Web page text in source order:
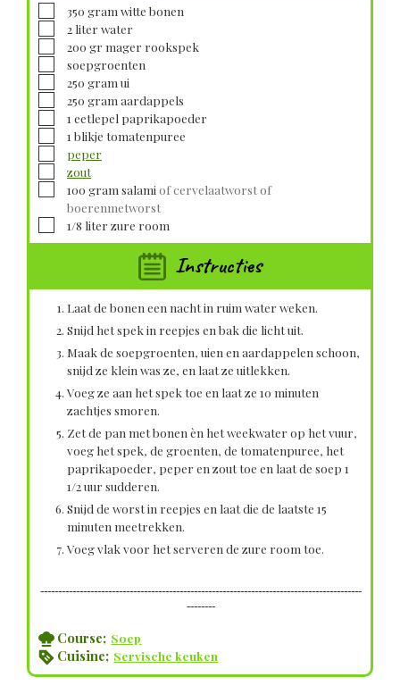
▢
350 gram witte bonen
▢
2 liter water
▢
200 gr mager rookspek
▢
soepgroenten
▢
250 gram ui
▢
250 gram aardappels
▢1 eetlepel paprikapoeder
▢1 blikje tomatenpuree
▢
peper
▢
zout
▢
100 gram salami of cervelaatworst of
boerenmetworst
▢1/8 liter zure room
Instructies
Laat de bonen een nacht in ruim water weken.
Snijd het spek in reepjes en bak die licht uit.
Maak de soepgroenten, uien en aardappelen schoon,
snijd ze klein was ze, en laat ze uitlekken.
Voeg ze aan het spek toe en laat ze 10 minuten
zachtjes smoren.
Zet de pan met bonen èn het weekwater op het vuur,
voeg het spek, de groenten, de tomatenpuree, het
paprikapoeder, peper en zout toe en laat de soep 1
1/2 uur sudderen.
Snijd de worst in reepjes en laat die de laatste 15
minuten meetrekken.
Voeg vlak voor het serveren de zure room toe.
------------------------------------------------------------------------------------------
--------
Course; Soep
Cuisine; Servische keuken